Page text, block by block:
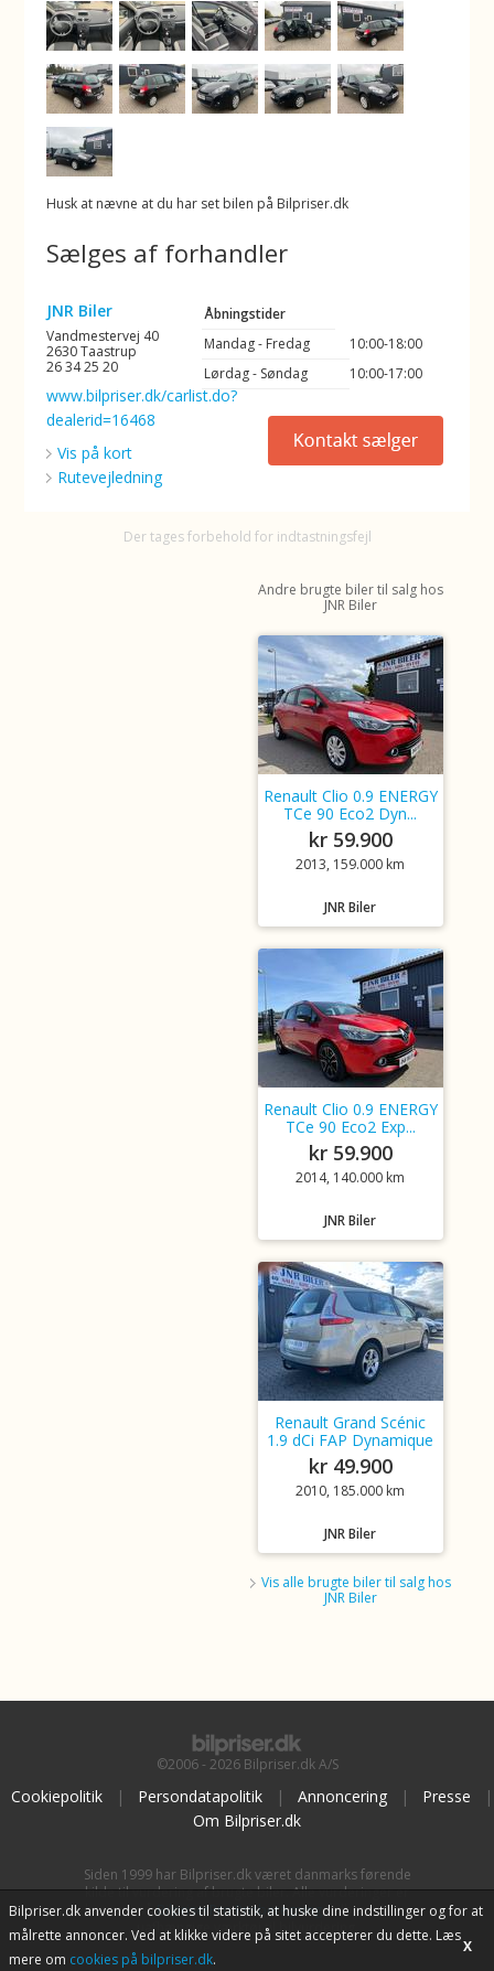
Husk at nævne at du har set bilen på Bilpriser.dk
Sælges af forhandler
JNR Biler
Vandmestervej 40
2630 Taastrup
26 34 25 20
www.bilpriser.dk/carlist.do?
dealerid=16468
Vis på kort
Rutevejledning
Åbningstider
Mandag - Fredag
10:00-18:00
Lørdag - Søndag
10:00-17:00
Der tages forbehold for indtastningsfejl
Andre brugte biler til salg hos
JNR Biler
Renault Clio 0.9 ENERGY
TCe 90 Eco2 Dyn...
kr 59.900
2013, 159.000 km
JNR Biler
Renault Clio 0.9 ENERGY
TCe 90 Eco2 Exp...
kr 59.900
2014, 140.000 km
JNR Biler
Renault Grand Scénic
1.9 dCi FAP Dynamique
kr 49.900
2010, 185.000 km
JNR Biler
Vis alle brugte biler til salg hos
JNR Biler
©2006 - 2026 Bilpriser.dk A/S
Cookiepolitik | Persondatapolitik | Annoncering | Presse
|
Om Bilpriser.dk
Siden 1999 har Bilpriser.dk været danmarks førende
kilde til vurdering af brugte biler. Alle vurderinger er
baseret påBilpriserPro Prisberegning , bilbranchens
uafhængige værktøj til bilvurdering.
Bilpriser.dk anvender cookies til statistik, at huske dine indstillinger og for at
målrette annoncer. Ved at klikke videre på sitet accepterer du dette. Læs
mere om cookies på bilpriser.dk.
X